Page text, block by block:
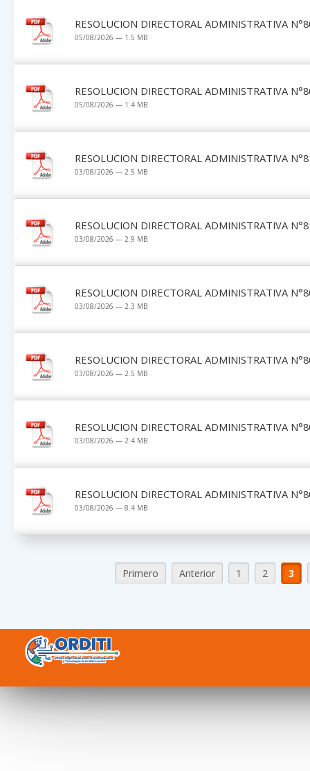
RESOLUCION DIRECTORAL ADMINISTRATIVA
05/08/2026 — 1.5 MB
RESOLUCION DIRECTORAL ADMINISTRATIVA
05/08/2026 — 1.4 MB
RESOLUCION DIRECTORAL ADMINISTRATIVA
03/08/2026 — 2.5 MB
RESOLUCION DIRECTORAL ADMINISTRATIVA
03/08/2026 — 2.9 MB
RESOLUCION DIRECTORAL ADMINISTRATIVA
03/08/2026 — 2.3 MB
RESOLUCION DIRECTORAL ADMINISTRATIVA
03/08/2026 — 2.5 MB
RESOLUCION DIRECTORAL ADMINISTRATIVA
03/08/2026 — 2.4 MB
RESOLUCION DIRECTORAL ADMINISTRATIVA
03/08/2026 — 8.4 MB
Primero Anterior 1 2 3